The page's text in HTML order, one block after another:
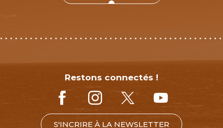
Restons connectés !
S'INCRIRE À LA NEWSLETTER